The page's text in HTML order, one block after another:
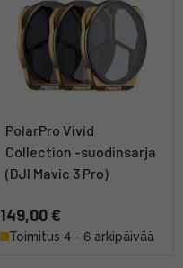
PolarPro Vivid
Collection -suodinsarja
(DJI Mavic 3 Pro)
149,00 €
Toimitus 4 - 6 arkipäivää